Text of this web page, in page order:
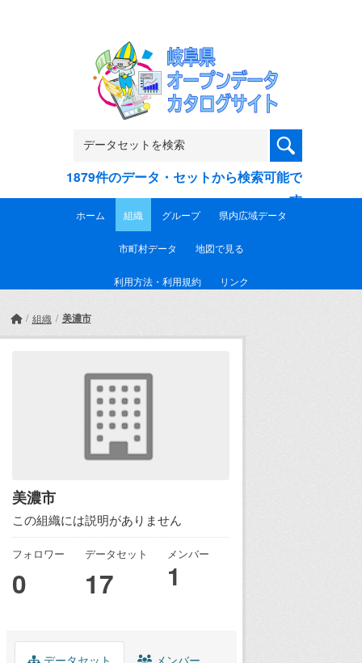
1879件のデータ・セットから検索可能で
す
ホーム 組織 グループ 県内広域データ
市町村データ 地図で見る
利用方法・利用規約 リンク
組織 美濃市
美濃市
この組織には説明がありません
フォロワー
0
データセット
17
メンバー
1
データセット メンバー